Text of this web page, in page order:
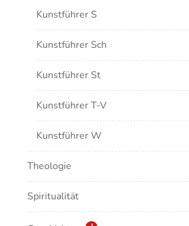
Kunstführer S
Kunstführer Sch
Kunstführer St
Kunstführer T-V
Kunstführer W
Kunstführer XYZ
Theologie
Spiritualität